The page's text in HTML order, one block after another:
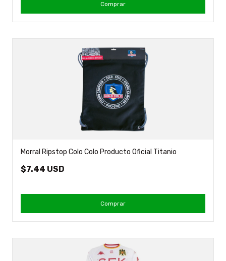
Comprar
Morral Ripstop Colo Colo Producto Oficial Titanio
$7.44 USD
Comprar